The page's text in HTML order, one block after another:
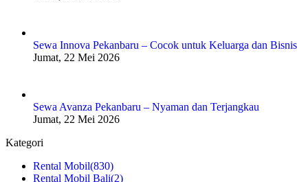
Sewa Innova Pekanbaru – Cocok untuk Keluarga dan Bisnis
Jumat, 22 Mei 2026
Sewa Avanza Pekanbaru – Nyaman dan Terjangkau
Jumat, 22 Mei 2026
Kategori
Rental Mobil(830)
Rental Mobil Bali(2)